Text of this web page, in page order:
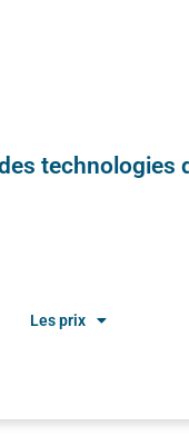
technologies
Les prix